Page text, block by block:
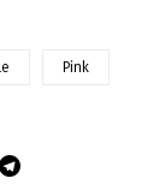
Pink